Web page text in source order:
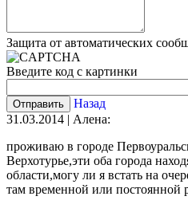
Защита от автоматических
Введите код с картинки
Назад
31.03.2014 | Алена:
проживаю в городе
Верхотурье,эти оба города
области,могу ли я встать на
там временной или постоянной